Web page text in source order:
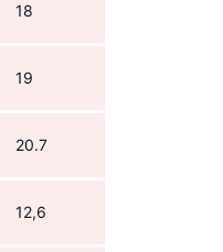
18
19
20.7
12,6